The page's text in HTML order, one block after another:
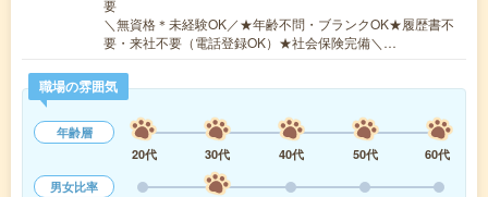
要
＼無資格＊未経験OK／★年齢不問・ブランクOK★履歴書不
要・来社不要（電話登録OK）★社会保険完備＼…
職場の雰囲気
年齢層
20代
30代 40代 50代
60代
男女比率